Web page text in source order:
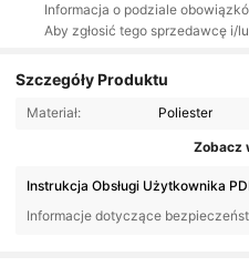
Informacja o podziale
Aby zgłosić tego sprzedawcę i/
Szczegóły Produktu
Materiał: Poliester
Zobacz
Instrukcja Obsługi Użytkownika
Informacje dotyczące